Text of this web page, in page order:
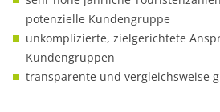
potenzielle Kundengruppe
unkomplizierte, zielgerichtete
Kundengruppen
transparente und vergleichsweise